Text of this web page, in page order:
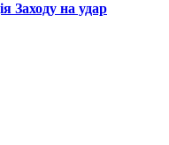
Заходу на удар